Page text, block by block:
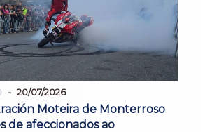
20/07/2026
Moteira de Monterroso
de afeccionados ao